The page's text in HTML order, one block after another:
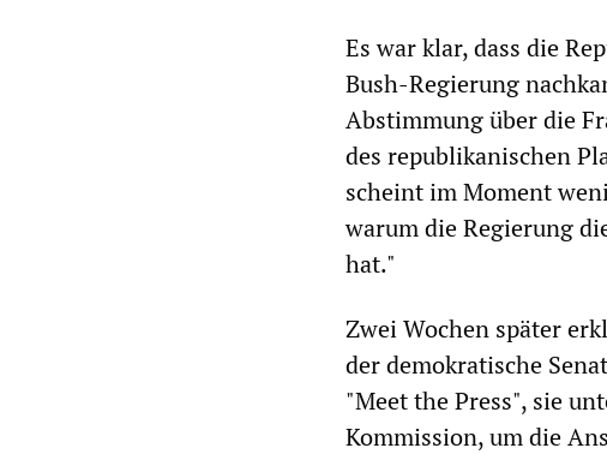
Es war klar, dass die
Bush-Regierung
Abstimmung über die
des republikanischen
scheint im Moment
warum die Regierung
hat."
Zwei Wochen später
der demokratische
"Meet the Press", sie
Kommission, um die